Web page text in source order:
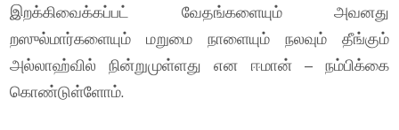
இறக்கிவைக்கப்பட் வேதங்களையும் அவனது
றஸுல்மார்களையும் மறுமை நாளையும் நலவும் தீங்கும்
அல்லாஹ்வில் நின்றுமுள்ளது என ஈமான் – நம்பிக்கை
கொண்டுள்ளோம்.